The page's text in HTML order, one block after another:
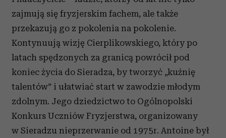
zajmują się fryzjerskim fachem, ale także
przekazują go z pokolenia na pokolenie.
Kontynuują wizję Cierplikowskiego, który po
latach spędzonych za granicą powrócił pod
koniec życia do Sieradza, by tworzyć „kuźnię
talentów” i ułatwiać start w zawodzie młodym
zdolnym. Jego dziedzictwo to Ogólnopolski
Konkurs Uczniów Fryzjerstwa, organizowany
w Sieradzu nieprzerwanie od 1975r. Antoine był